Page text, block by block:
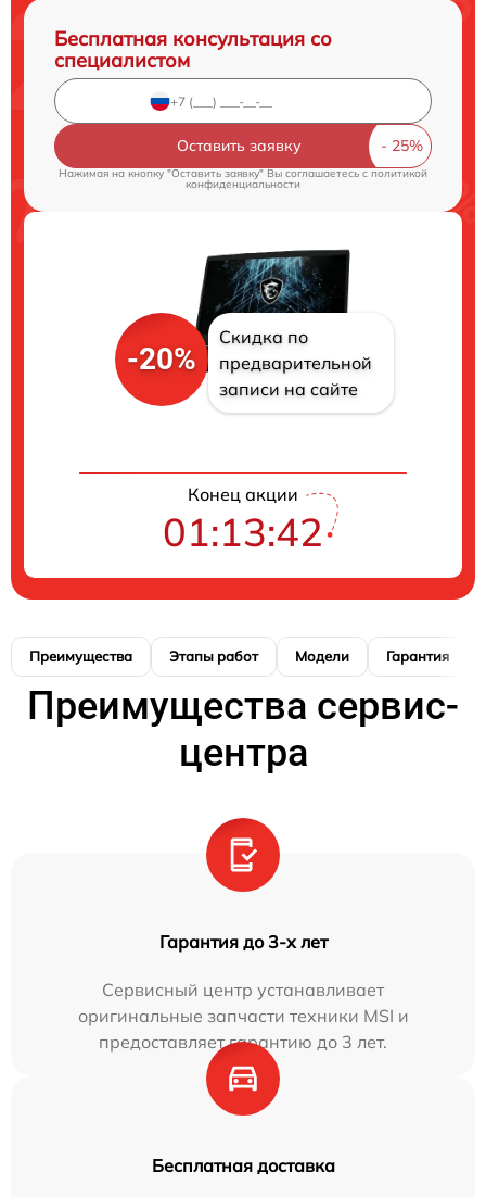
Бесплатная консультация со
специалистом
Оставить заявку
Нажимая на кнопку "Оставить заявку" Вы соглашаетесь cполитикой
конфиденциальности
-20%
Скидка по
предварительной
записи на сайте
Конец акции
01:13:41
Преимущества Этапы работ Модели Гарантия
Преимущества сервис-
центра
Гарантия до 3-х лет
Сервисный центр устанавливает
оригинальные запчасти техники MSI и
предоставляет гарантию до 3 лет.
Бесплатная доставка